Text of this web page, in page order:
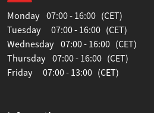
Monday 07:00 - 16:00 (CET)
Tuesday 07:00 - 16:00 (CET)
Wednesday 07:00 - 16:00 (CET)
Thursday 07:00 - 16:00 (CET)
Friday 07:00 - 13:00 (CET)